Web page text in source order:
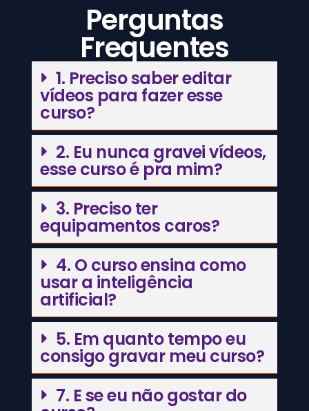
Perguntas
Frequentes
1. Preciso saber editar
vídeos para fazer esse
curso?
2. Eu nunca gravei vídeos,
esse curso é pra mim?
3. Preciso ter
equipamentos caros?
4. O curso ensina como
usar a inteligência
artificial?
5. Em quanto tempo eu
consigo gravar meu curso?
7. E se eu não gostar do